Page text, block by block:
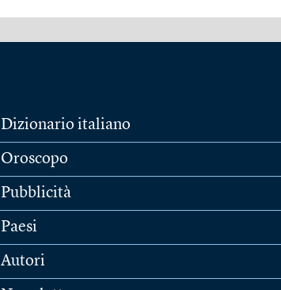
Dizionario italiano
Oroscopo
Pubblicità
Paesi
Autori